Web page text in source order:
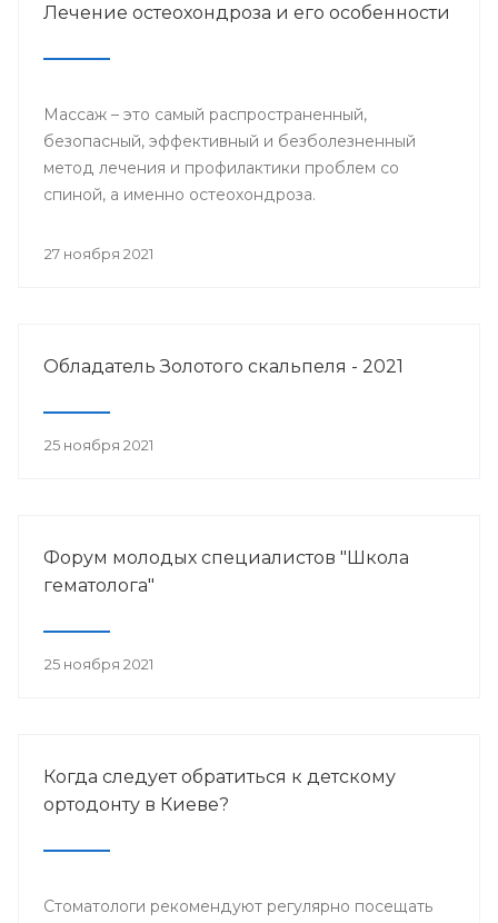
Лечение остеохондроза и его особенности
Массаж – это самый распространенный,
безопасный, эффективный и безболезненный
метод лечения и профилактики проблем со
спиной, а именно остеохондроза.
27 ноября 2021
Обладатель Золотого скальпеля - 2021
25 ноября 2021
Форум молодых специалистов "Школа
гематолога"
25 ноября 2021
Когда следует обратиться к детскому
ортодонту в Киеве?
Стоматологи рекомендуют регулярно посещать